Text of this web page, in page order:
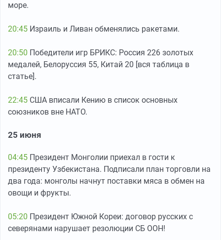
море.
20:45 Израиль и Ливан обменялись ракетами.
20:50 Победители игр БРИКС: Россия 226 золотых
медалей, Белоруссия 55, Китай 20 [вся таблица в
статье].
22:45 США вписали Кению в список основных
союзников вне НАТО.
25 июня
04:45 Президент Монголии приехал в гости к
президенту Узбекистана. Подписали план торговли на
два года: монголы начнут поставки мяса в обмен на
овощи и фрукты.
05:20 Президент Южной Кореи: договор русских с
северянами нарушает резолюции СБ ООН!